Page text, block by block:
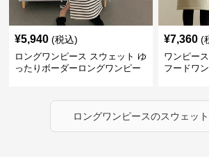
¥5,940 (税込)
ロングワンピース スウェット ゆ
ったりボーダーロングワンピー
¥7,360 (
ワンピー
フードワ
ロングワンピースのスウェット